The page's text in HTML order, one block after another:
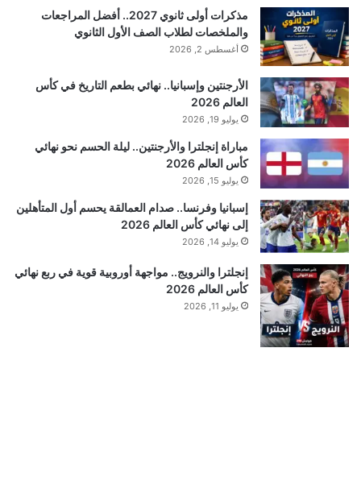
مذكرات أولى ثانوي 2027.. أفضل المراجعات
والملخصات لطلاب الصف الأول الثانوي
أغسطس 2, 2026
الأرجنتين وإسبانيا.. نهائي بطعم التاريخ في كأس
العالم 2026
يوليو 19, 2026
مباراة إنجلترا والأرجنتين.. ليلة الحسم نحو نهائي
كأس العالم 2026
يوليو 15, 2026
إسبانيا وفرنسا.. صدام العمالقة يحسم أول المتأهلين
إلى نهائي كأس العالم 2026
يوليو 14, 2026
إنجلترا والنرويج.. مواجهة أوروبية قوية في ربع نهائي
كأس العالم 2026
يوليو 11, 2026